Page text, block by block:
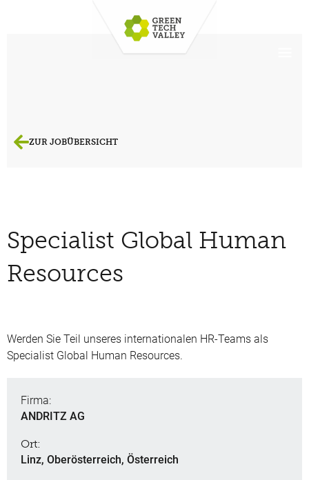
ZUR JOBÜBERSICHT
Specialist Global Human
Resources
Werden Sie Teil unseres internationalen HR-Teams als
Specialist Global Human Resources.
Firma:
ANDRITZ AG
Ort:
Linz, Oberösterreich, Österreich